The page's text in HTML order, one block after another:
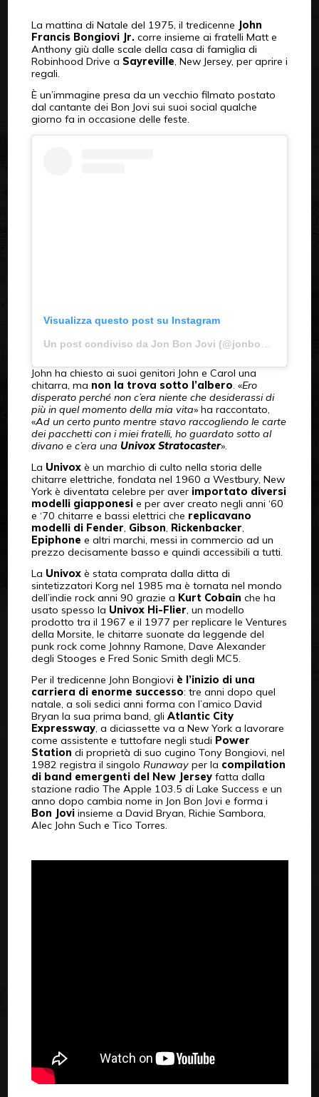
La mattina di Natale del 1975, il tredicenne John
Francis Bongiovi Jr.corre insieme ai fratelli Matt e
Anthony giù dalle scale della casa di famiglia di
Robinhood Drive a Sayreville, New Jersey, per aprire i
regali.
È un’immagine presa da un vecchio filmato postato
dal cantante dei Bon Jovi sui suoi social qualche
giorno fa in occasione delle feste.
Visualizza questo post su Instagram
Un post condiviso da Jon Bon Jovi (@jonbonjovi)
John ha chiesto ai suoi genitori John e Carol una
chitarra, ma non la trova sotto l’albero. «Ero
disperato perché non c’era niente che desiderassi di
più in quel momento della mia vita» ha raccontato,
«Ad un certo punto mentre stavo raccogliendo le carte
dei pacchetti con i miei fratelli, ho guardato sotto al
divano e c’era una Univox Stratocaster».
La Univoxè un marchio di culto nella storia delle
chitarre elettriche, fondata nel 1960 a Westbury, New
York è diventata celebre per aver importato diversi
modelli giapponesie per aver creato negli anni ‘60
e ‘70 chitarre e bassi elettrici che replicavano
modelli di Fender, Gibson, Rickenbacker,
Epiphone e altri marchi, messi in commercio ad un
prezzo decisamente basso e quindi accessibili a tutti.
La Univoxè stata comprata dalla ditta di
sintetizzatori Korg nel 1985 ma è tornata nel mondo
dell’indie rock anni 90 grazie a Kurt Cobain che ha
usato spesso la Univox Hi-Flier, un modello
prodotto tra il 1967 e il 1977 per replicare le Ventures
della Morsite, le chitarre suonate da leggende del
punk rock come Johnny Ramone, Dave Alexander
degli Stooges e Fred Sonic Smith degli MC5.
Per il tredicenne John Bongiovi è l’inizio di una
carriera di enorme successo: tre anni dopo quel
natale, a soli sedici anni forma con l’amico David
Bryan la sua prima band, gli Atlantic City
Expressway, a diciassette va a New York a lavorare
come assistente e tuttofare negli studi Power
Station di proprietà di suo cugino Tony Bongiovi, nel
1982 registra il singolo Runawayper la compilation
di band emergenti del New Jerseyfatta dalla
stazione radio The Apple 103.5 di Lake Success e un
anno dopo cambia nome in Jon Bon Jovi e forma i
Bon Joviinsieme a David Bryan, Richie Sambora,
Alec John Such e Tico Torres.